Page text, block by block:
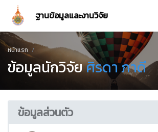
ฐานข้อมูลและงานวิจัย
หน้าแรก
ข้อมูลนักวิจัยศิรดา ภาดี
ข้อมูลส่วนตัว